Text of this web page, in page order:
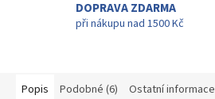
DOPRAVA ZDARMA
při nákupu nad 1500 Kč
Popis Podobné (6) Ostatní informace